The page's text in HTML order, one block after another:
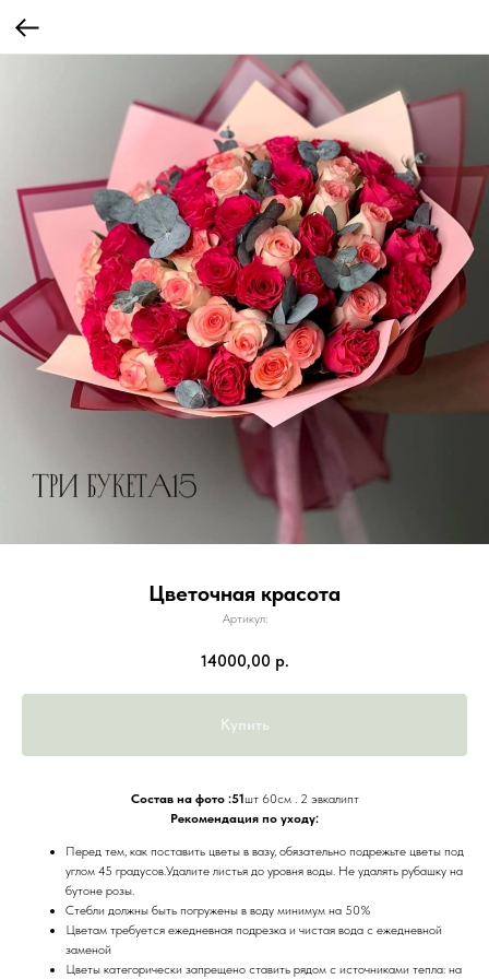
Цветочная красота
Артикул:
14000,00 р.
Купить
Состав на фото :51шт 60см . 2 эвкалипт
Рекомендация по уходу:
Перед тем, как поставить цветы в вазу, обязательно подрежьте цветы под
углом 45 градусов.Удалите листья до уровня воды. Не удалять рубашку на
бутоне розы.
Стебли должны быть погружены в воду минимум на 50%
Цветам требуется ежедневная подрезка и чистая вода с ежедневной
заменой
Цветы категорически запрещено ставить рядом с источниками тепла: на